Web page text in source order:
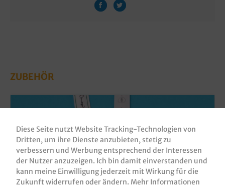
ZUBEHÖR
Diese Seite nutzt Website Tracking-Technologien von
Dritten, um ihre Dienste anzubieten, stetig zu
verbessern und Werbung entsprechend der Interessen
der Nutzer anzuzeigen. Ich bin damit einverstanden und
kann meine Einwilligung jederzeit mit Wirkung für die
Zukunft widerrufen oder ändern. Mehr Informationen